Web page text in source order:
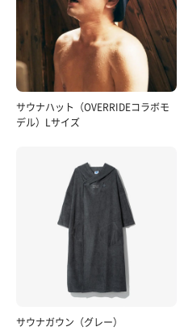
サウナハット（OVERRIDEコラボモ
デル）Lサイズ
サウナガウン（グレー）